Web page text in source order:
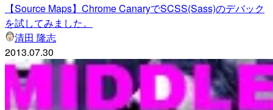
【Source Maps】Chrome CanaryでSCSS(Sass)のデバック
を試してみました。
清田 隆志
2013.07.30